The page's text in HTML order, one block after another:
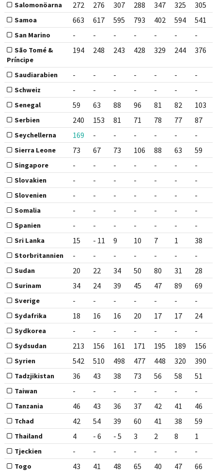
Salomonöarna 272 276 307 288 347 325 305
Samoa 663 617 595 793 402 594 541
San Marino - - - - - - -
São Tomé &
Príncipe
194 248 243 428 329 244 376
Saudiarabien - - - - - - -
Schweiz - - - - - - -
Senegal 59 63 88 96 81 82 103
Serbien 240 153 81 71 78 77 87
Seychellerna 169 - - - - - -
Sierra Leone 73 67 73 106 88 63 59
Singapore - - - - - - -
Slovakien - - - - - - -
Slovenien - - - - - - -
Somalia - - - - - - -
Spanien - - - - - - -
Sri Lanka 15 - 11 9 10 7 1 38
Storbritannien - - - - - - -
Sudan 20 22 34 50 80 31 28
Surinam 34 24 39 45 47 89 69
Sverige - - - - - - -
Sydafrika 18 16 16 20 17 17 24
Sydkorea - - - - - - -
Sydsudan 213 156 161 171 195 189 156
Syrien 542 510 498 477 448 320 390
Tadzjikistan 36 43 38 73 56 58 51
Taiwan - - - - - - -
Tanzania 46 43 36 37 42 41 46
Tchad 42 54 39 60 41 38 59
Thailand 4 - 6 - 5 3 2 8 1
Tjeckien - - - - - - -
Togo 43 41 48 65 40 47 66